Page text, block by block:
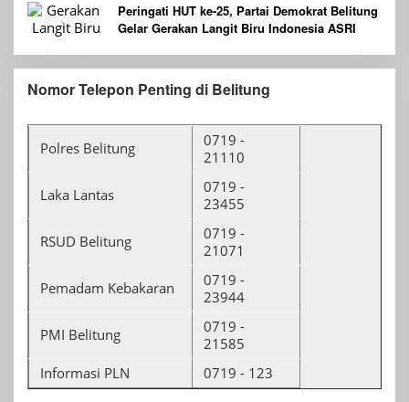
Peringati HUT ke-25, Partai Demokrat Belitung
Gelar Gerakan Langit Biru Indonesia ASRI
Nomor Telepon Penting di Belitung
Polres Belitung
0719 -
21110
Laka Lantas
0719 -
23455
RSUD Belitung
0719 -
21071
Pemadam Kebakaran
0719 -
23944
PMI Belitung
0719 -
21585
Informasi PLN
0719 - 123